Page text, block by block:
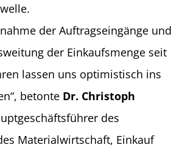
der Auftragseingänge und
der Einkaufsmenge seit
lassen uns optimistisch ins
betonte Dr. Christoph
des
Materialwirtschaft, Einkauf